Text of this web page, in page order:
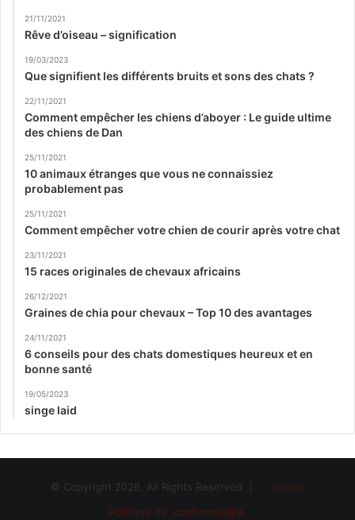
21/11/2021
Rêve d’oiseau – signification
19/03/2023
Que signifient les différents bruits et sons des chats ?
22/11/2021
Comment empêcher les chiens d’aboyer : Le guide ultime
des chiens de Dan
25/11/2021
10 animaux étranges que vous ne connaissiez
probablement pas
25/11/2021
Comment empêcher votre chien de courir après votre chat
23/11/2021
15 races originales de chevaux africains
26/12/2021
Graines de chia pour chevaux – Top 10 des avantages
24/11/2021
6 conseils pour des chats domestiques heureux et en
bonne santé
19/05/2023
singe laid
© Copyright 2026, All Rights Reserved |
dtrenn
Politique de confidentialité